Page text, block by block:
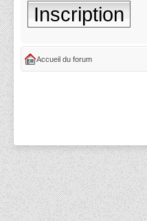
Inscription
Accueil du forum